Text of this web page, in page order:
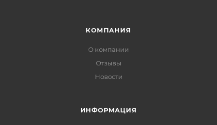
КОМПАНИЯ
О компании
Отзывы
Новости
ИНФОРМАЦИЯ